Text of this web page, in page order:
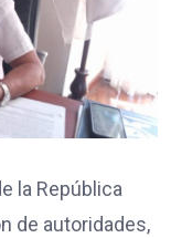
la República
de autoridades,